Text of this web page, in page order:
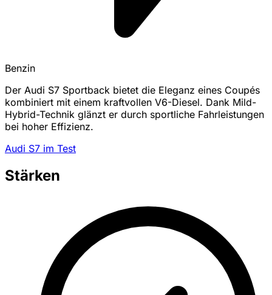
Benzin
Der Audi S7 Sportback bietet die Eleganz eines Coupés
kombiniert mit einem kraftvollen V6-Diesel. Dank Mild-
Hybrid-Technik glänzt er durch sportliche Fahrleistungen
bei hoher Effizienz.
Audi S7 im Test
Stärken